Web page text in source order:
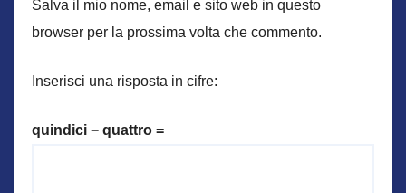
Salva il mio nome, email e sito web in questo
browser per la prossima volta che commento.
Inserisci una risposta in cifre:
quindici − quattro =